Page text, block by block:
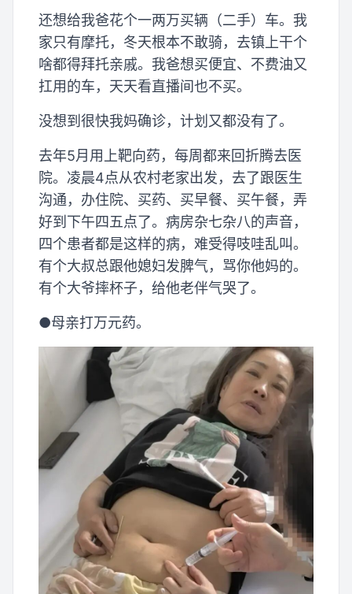
还想给我爸花个一两万买辆（二手）车。我
家只有摩托，冬天根本不敢骑，去镇上干个
啥都得拜托亲戚。我爸想买便宜、不费油又
扛用的车，天天看直播间也不买。
没想到很快我妈确诊，计划又都没有了。
去年5月用上靶向药，每周都来回折腾去医
院。凌晨4点从农村老家出发，去了跟医生
沟通，办住院、买药、买早餐、买午餐，弄
好到下午四五点了。病房杂七杂八的声音，
四个患者都是这样的病，难受得吱哇乱叫。
有个大叔总跟他媳妇发脾气，骂你他妈的。
有个大爷摔杯子，给他老伴气哭了。
●母亲打万元药。